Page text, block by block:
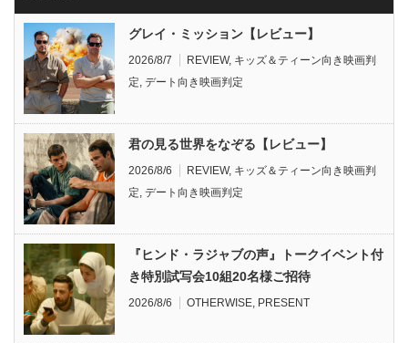
グレイ・ミッション【レビュー】
2026/8/7 REVIEW, キッズ＆ティーン向き映画判
定, デート向き映画判定
君の見る世界をなぞる【レビュー】
2026/8/6 REVIEW, キッズ＆ティーン向き映画判
定, デート向き映画判定
『ヒンド・ラジャブの声』トークイベント付
き特別試写会10組20名様ご招待
2026/8/6 OTHERWISE, PRESENT